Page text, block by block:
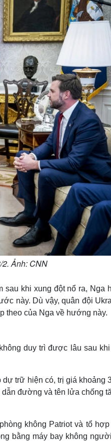
2. Ảnh: CNN
khi xung đột nổ ra, Nga
này. Dù vậy, quân đội
theo của Nga về hướng này.
duy trì được lâu sau
trữ hiện có, trị giá khoảng
đường và tên lửa chống
không Patriot và tổ hợp
bằng máy bay không